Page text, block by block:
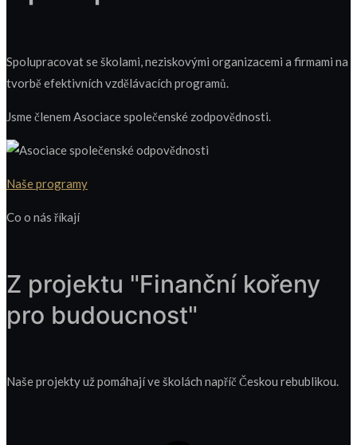
Spolupracovat se školami, neziskovými organizacemi a firmami na
tvorbě efektivních vzdělávacích programů.
Jsme členem Asociace společenské zodpovědnosti.
Naše programy
Co o nás říkají
Z projektu "Finanční kořeny
pro budoucnost"
Naše projekty už pomáhají ve školách napříč Českou rebublikou.